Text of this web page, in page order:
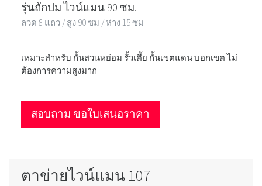
รุ่นถักปม ไวน์แมน 90 ซม.
ลวด 8 แถว / สูง 90 ซม / ห่าง 15 ซม
เหมาะสำหรับ กั้นสวนหย่อม รั้วเตี้ย กั้นเขตแดน บอกเขต ไม่
ต้องการความสูงมาก
สอบถาม ขอใบเสนอราคา
ตาข่ายไวน์แมน 107